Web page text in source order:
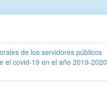
de los servidores públicos
el covid-19 en el año 2019-2020